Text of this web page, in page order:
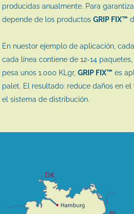
producidas anualmente. Para
depende de los productos GRIP FIX™
En nuestor ejemplo de aplicación,
cada línea contiene de 12-14
pesa unos 1.000 KLgr, GRIP FIX™ es
palet. El resultado: reduce daños en
el sistema de distribución.